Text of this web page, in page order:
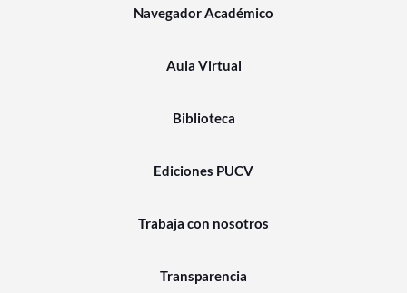
Navegador Académico
Aula Virtual
Biblioteca
Ediciones PUCV
Trabaja con nosotros
Transparencia